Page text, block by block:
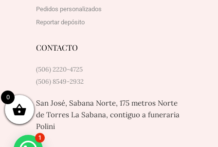
Pedidos personalizados
Reportar depósito
CONTACTO
(506) 2220-4725
(506) 8549-2932
San José, Sabana Norte, 175 metros Norte
de Torres La Sabana, contiguo a funeraria
Polini
0
1